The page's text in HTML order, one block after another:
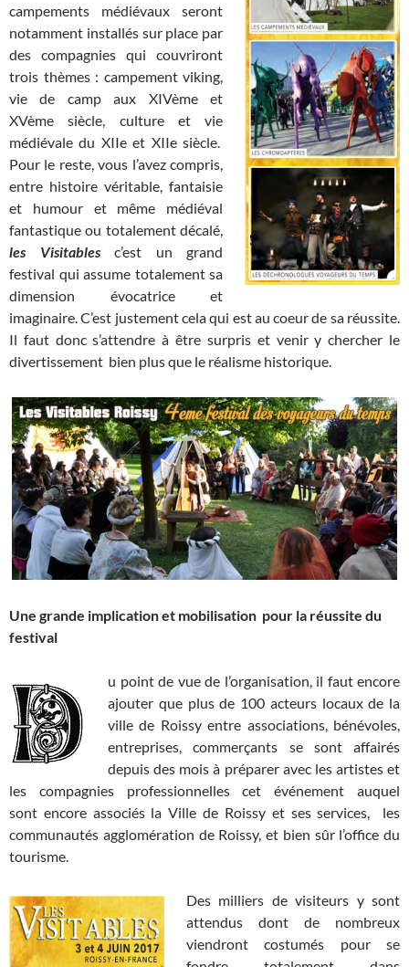
campements médiévaux seront
notamment installés sur place par
des compagnies qui couvriront
trois thèmes : campement viking,
vie de camp aux XIVème et
XVème siècle, culture et vie
médiévale du XIIe et XIIe siècle.
Pour le reste, vous l’avez compris,
entre histoire véritable, fantaisie
et humour et même médiéval
fantastique ou totalement décalé,
les Visitablesc’est un grand
festival qui assume totalement sa
dimension évocatrice et
imaginaire. C’est justement cela qui est au coeur de sa réussite.
Il faut donc s’attendre à être surpris et venir y chercher le
divertissement bien plus que le réalisme historique.
Une grande implication et mobilisation pour la réussite du
festival
u point de vue de l’organisation, il faut encore
ajouter que plus de 100 acteurs locaux de la
ville de Roissy entre associations, bénévoles,
entreprises, commerçants se sont affairés
depuis des mois à préparer avec les artistes et
les compagnies professionnelles cet événement auquel
sont encore associés la Ville de Roissy et ses services, les
communautés agglomération de Roissy, et bien sûr l’office du
tourisme.
Des milliers de visiteurs y sont
attendus dont de nombreux
viendront costumés pour se